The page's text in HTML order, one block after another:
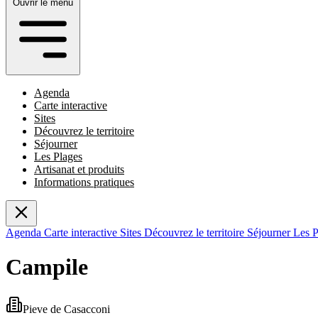
Ouvrir le menu
Agenda
Carte interactive
Sites
Découvrez le territoire
Séjourner
Les Plages
Artisanat et produits
Informations pratiques
Agenda Carte interactive Sites Découvrez le territoire SéjournerLes
Campile
Pieve de Casacconi